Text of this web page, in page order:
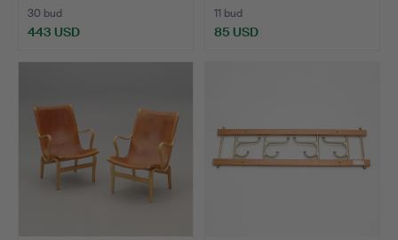
30 bud
443 USD
11 bud
85 USD